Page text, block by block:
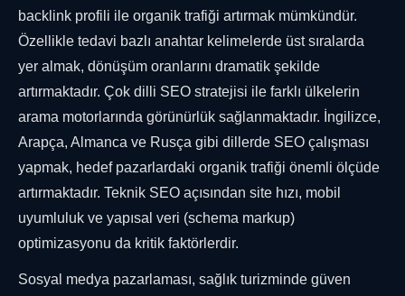
backlink profili ile organik trafiği artırmak mümkündür.
Özellikle tedavi bazlı anahtar kelimelerde üst sıralarda
yer almak, dönüşüm oranlarını dramatik şekilde
artırmaktadır. Çok dilli SEO stratejisi ile farklı ülkelerin
arama motorlarında görünürlük sağlanmaktadır. İngilizce,
Arapça, Almanca ve Rusça gibi dillerde SEO çalışması
yapmak, hedef pazarlardaki organik trafiği önemli ölçüde
artırmaktadır. Teknik SEO açısından site hızı, mobil
uyumluluk ve yapısal veri (schema markup)
optimizasyonu da kritik faktörlerdir.
Sosyal medya pazarlaması, sağlık turizminde güven